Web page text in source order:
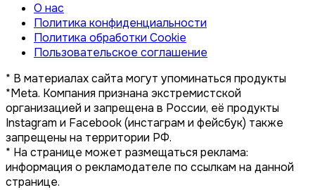
О нас
Политика конфиденциальности
Политика обработки Cookie
Пользовательское соглашение
* В материалах сайта могут упоминаться продукты
*Meta. Компания признана экстремистской
организацией и запрещена в России, её продукты
Instagram и Facebook (инстаграм и фейсбук) также
запрещены на территории РФ.
* На странице может размещаться реклама:
информация о рекламодателе по ссылкам на данной
странице.